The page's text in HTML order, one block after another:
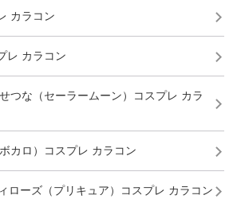
カラコン
レ カラコン
つな（セーラームーン）コスプレ カラ
カロ）コスプレ カラコン
ローズ（プリキュア）コスプレ カラコン